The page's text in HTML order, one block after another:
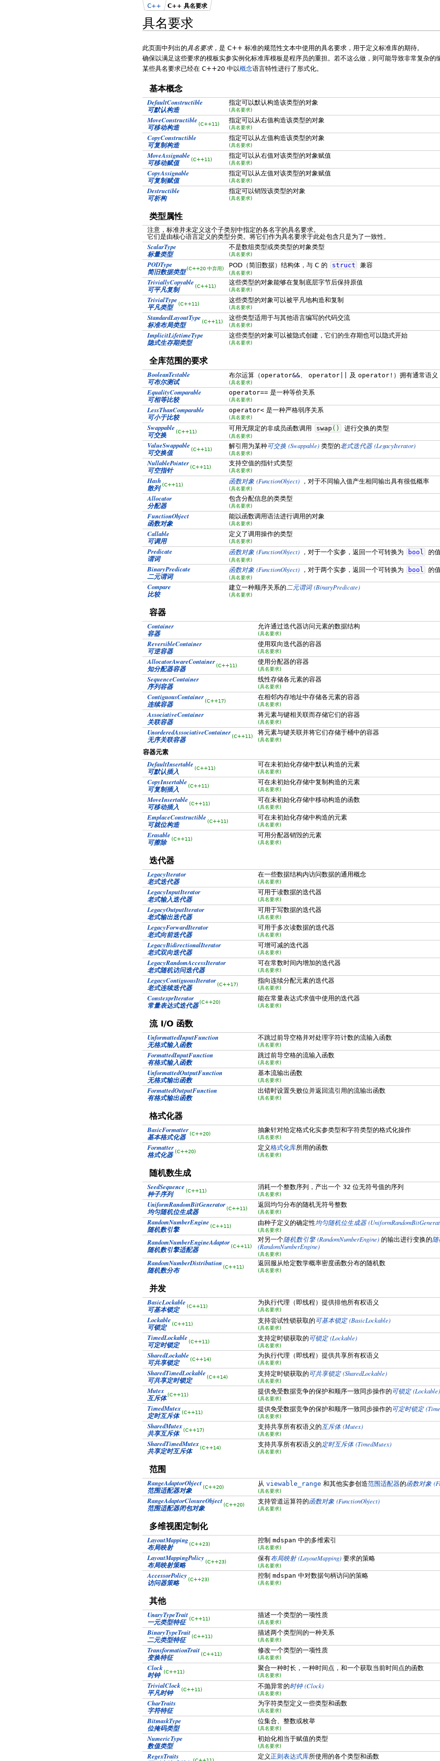
具名要求
C++ C++ 具名要求
此页面中列出的具名要求，是 C++ 标准的规范性文本中使用的具名要求，用于定义标准库的期待。
确保以满足这些要求的模板实参实例化标准库模板是程序员的重担。若不这么做，则可能导致非常复杂的
某些具名要求已经在 C++20 中以概念语言特性进行了形式化。
基本概念
DefaultConstructible
可默认构造
指定可以默认构造该类型的对象
(具名要求)
MoveConstructible
可移动构造
(C++11)
指定可以从右值构造该类型的对象
(具名要求)
CopyConstructible
可复制构造
指定可以从左值构造该类型的对象
(具名要求)
MoveAssignable
可移动赋值
(C++11)
指定可以从右值对该类型的对象赋值
(具名要求)
CopyAssignable
可复制赋值
指定可以从左值对该类型的对象赋值
(具名要求)
Destructible
可析构
指定可以销毁该类型的对象
(具名要求)
类型属性
注意，标准并未定义这个子类别中指定的各名字的具名要求。
它们是由核心语言定义的类型分类。将它们作为具名要求于此处包含只是为了一致性。
ScalarType
标量类型
不是数组类型或类类型的对象类型
(具名要求)
PODType
简旧数据类型(C++20 中弃用) POD（简旧数据）结构体，与 C 的 struct 兼容
(具名要求)
TriviallyCopyable
可平凡复制
(C++11)
这些类型的对象能够在复制底层字节后保持原值
(具名要求)
TrivialType
平凡类型
(C++11)
这些类型的对象可以被平凡地构造和复制
(具名要求)
StandardLayoutType
标准布局类型
(C++11)
这些类型适用于与其他语言编写的代码交流
(具名要求)
ImplicitLifetimeType
隐式生存期类型
这些类型的对象可以被隐式创建，它们的生存期也可以隐式开始
(具名要求)
全库范围的要求
BooleanTestable
可布尔测试
布尔运算（operator&&、 operator|| 及 operator! ）拥有通常语义
(具名要求)
EqualityComparable
可相等比较
operator==是一种等价关系
(具名要求)
LessThanComparable
可小于比较
operator<是一种严格弱序关系
(具名要求)
Swappable
可交换
(C++11) 可用无限定的非成员函数调用 swap ( ) 进行交换的类型
(具名要求)
ValueSwappable
可交换值
(C++11) 解引用为某种可交换 (Swappable) 类型的老式迭代器 (LegacyIterator)
(具名要求)
NullablePointer
可空指针
(C++11)
支持空值的指针式类型
(具名要求)
Hash
散列 (C++11) 函数对象 (FunctionObject) ，对于不同输入值产生相同输出具有很低概率
(具名要求)
Allocator
分配器
包含分配信息的类类型
(具名要求)
FunctionObject
函数对象
能以函数调用语法进行调用的对象
(具名要求)
Callable
可调用
定义了调用操作的类型
(具名要求)
Predicate
谓词
函数对象 (FunctionObject) ，对于一个实参，返回一个可转换为 bool 的
(具名要求)
BinaryPredicate
二元谓词
函数对象 (FunctionObject) ，对于两个实参，返回一个可转换为 bool 的
(具名要求)
Compare
比较
建立一种顺序关系的 二元谓词 (BinaryPredicate)
(具名要求)
容器
Container
容器
允许通过迭代器访问元素的数据结构
(具名要求)
ReversibleContainer
可逆容器
使用双向迭代器的容器
(具名要求)
AllocatorAwareContainer
知分配器容器
(C++11)
使用分配器的容器
(具名要求)
SequenceContainer
序列容器
线性存储各元素的容器
(具名要求)
ContiguousContainer
连续容器
(C++17)
在相邻内存地址中存储各元素的容器
(具名要求)
AssociativeContainer
关联容器
将元素与键相关联而存储它们的容器
(具名要求)
UnorderedAssociativeContainer
无序关联容器
(C++11)
将元素与键关联并将它们存储于桶中的容器
(具名要求)
容器元素
DefaultInsertable
可默认插入
(C++11)
可在未初始化存储中默认构造的元素
(具名要求)
CopyInsertable
可复制插入
(C++11)
可在未初始化存储中复制构造的元素
(具名要求)
MoveInsertable
可移动插入
(C++11)
可在未初始化存储中移动构造的函数
(具名要求)
EmplaceConstructible
可就位构造
(C++11)
可在未初始化存储中构造的元素
(具名要求)
Erasable
可擦除
(C++11)
可用分配器销毁的元素
(具名要求)
迭代器
LegacyIterator
老式迭代器
在一些数据结构内访问数据的通用概念
(具名要求)
LegacyInputIterator
老式输入迭代器
可用于读数据的迭代器
(具名要求)
LegacyOutputIterator
老式输出迭代器
可用于写数据的迭代器
(具名要求)
LegacyForwardIterator
老式向前迭代器
可用于多次读数据的迭代器
(具名要求)
LegacyBidirectionalIterator
老式双向迭代器
可增可减的迭代器
(具名要求)
LegacyRandomAccessIterator
老式随机访问迭代器
可在常数时间内增加的迭代器
(具名要求)
LegacyContiguousIterator
老式连续迭代器
(C++17)
指向连续分配元素的迭代器
(具名要求)
ConstexprIterator
常量表达式迭代器 (C++20)
能在常量表达式求值中使用的迭代器
(具名要求)
流 I/O 函数
UnformattedInputFunction
无格式输入函数
不跳过前导空格并对处理字符计数的流输入函数
(具名要求)
FormattedInputFunction
有格式输入函数
跳过前导空格的流输入函数
(具名要求)
UnformattedOutputFunction
无格式输出函数
基本流输出函数
(具名要求)
FormattedOutputFunction
有格式输出函数
出错时设置失败位并返回流引用的流输出函数
(具名要求)
格式化器
BasicFormatter
基本格式化器
(C++20)
抽象针对给定格式化实参类型和字符类型的格式化操作
(具名要求)
Formatter
格式化器 (C++20)
定义格式化库所用的函数
(具名要求)
随机数生成
SeedSequence
种子序列
(C++11)
消耗一个整数序列，产出一个 32 位无符号值的序列
(具名要求)
UniformRandomBitGenerator
均匀随机位生成器
(C++11)
返回均匀分布的随机无符号整数
(具名要求)
RandomNumberEngine
随机数引擎
(C++11) 由种子定义的确定性均匀随机位生成器
(具名要求)
RandomNumberEngineAdaptor
随机数引擎适配器
(C++11)
对另一个随机数引擎 (RandomNumberEngine) 的输出进行变换的
(RandomNumberEngine)
(具名要求)
RandomNumberDistribution
随机数分布
(C++11)
返回服从给定数学概率密度函数分布的随机数
(具名要求)
并发
BasicLockable
可基本锁定
(C++11)
为执行代理（即线程）提供排他所有权语义
(具名要求)
Lockable
可锁定
(C++11) 支持尝试性锁获取的 可基本锁定 (BasicLockable)
(具名要求)
TimedLockable
可定时锁定
(C++11) 支持定时锁获取的 可锁定 (Lockable)
(具名要求)
SharedLockable
可共享锁定
(C++14)
为执行代理（即线程）提供共享所有权语义
(具名要求)
SharedTimedLockable
可共享定时锁定
(C++14) 支持定时锁获取的 可共享锁定 (SharedLockable)
(具名要求)
Mutex
互斥体 (C++11) 提供免受数据竞争的保护和顺序一致同步操作的 可锁定 (Lockable)
(具名要求)
TimedMutex
定时互斥体 (C++11) 提供免受数据竞争的保护和顺序一致同步操作的 可定时锁定
(具名要求)
SharedMutex
共享互斥体
(C++17) 支持共享所有权语义的 互斥体 (Mutex)
(具名要求)
SharedTimedMutex
共享定时互斥体
(C++14) 支持共享所有权语义的 定时互斥体 (TimedMutex)
(具名要求)
范围
RangeAdaptorObject
范围适配器对象
(C++20) 从 viewable_range 和其他实参创造范围适配器的函数对象
(具名要求)
RangeAdaptorClosureObject
范围适配器闭包对象
(C++20) 支持管道运算符的函数对象 (FunctionObject)
(具名要求)
多维视图定制化
LayoutMapping
布局映射
(C++23)
控制 mdspan 中的多维索引
(具名要求)
LayoutMappingPolicy
布局映射策略
(C++23) 保有布局映射 (LayoutMapping) 要求的策略
(具名要求)
AccessorPolicy
访问器策略
(C++23)
控制 mdspan 中对数据句柄访问的策略
(具名要求)
其他
UnaryTypeTrait
一元类型特征
(C++11)
描述一个类型的一项性质
(具名要求)
BinaryTypeTrait
二元类型特征
(C++11)
描述两个类型间的一种关系
(具名要求)
TransformationTrait
变换特征
(C++11)
修改一个类型的一项性质
(具名要求)
Clock
时钟
(C++11)
聚合一种时长，一种时间点，和一个获取当前时间点的函数
(具名要求)
TrivialClock
平凡时钟
(C++11) 不抛异常的时钟 (Clock)
(具名要求)
CharTraits
字符特征
为字符类型定义一些类型和函数
(具名要求)
BitmaskType
位掩码类型
位集合、整数或枚举
(具名要求)
NumericType
数值类型
初始化相当于赋值的类型
(具名要求)
RegexTraits
定义正则表达式库所使用的各个类型和函数